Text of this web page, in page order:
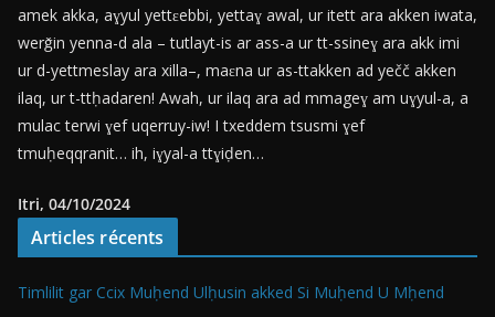
amek akka, aɣyul yettɛebbi, yettaɣ awal, ur itett ara akken iwata,
werǧin yenna-d ala – tutlayt-is ar ass-a ur tt-ssineɣ ara akk imi
ur d-yettmeslay ara xilla–, maɛna ur as-ttakken ad yečč akken
ilaq, ur t-ttḥadaren! Awah, ur ilaq ara ad mmageɣ am uɣyul-a, a
mulac terwi ɣef uqerruy-iw! I txeddem tsusmi ɣef
tmuḥeqqranit… ih, iɣyal-a ttɣiḍen…
Itri, 04/10/2024
Articles récents
Timlilit gar Ccix Muḥend Ulḥusin akked Si Muḥend U Mḥend